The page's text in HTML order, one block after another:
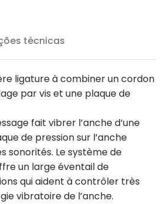
técnicas
ligature à combiner un cordon
par vis et une plaque de
fait vibrer l’anche d’une
de pression sur l’anche
sonorités. Le système de
un large éventail de
qui aident à contrôler très
vibratoire de l’anche.